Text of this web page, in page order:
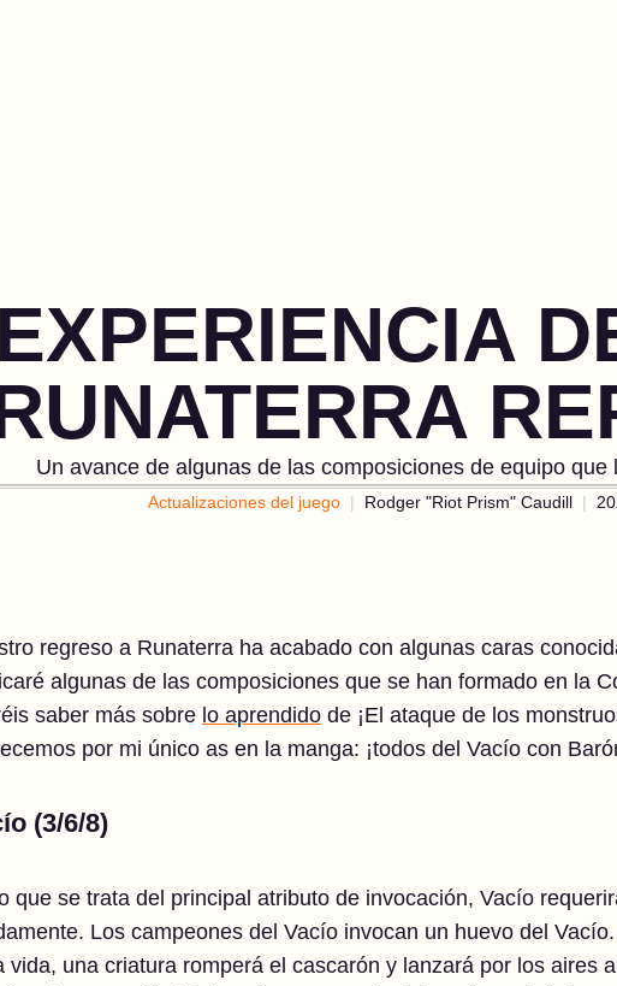
EXPERIENCIA
Un avance de algunas de las composiciones de equipo
Actualizaciones del juego Rodger "Riot Prism" Caudill
regreso a Runaterra ha acabado con algunas caras
algunas de las composiciones que se han formado en la
saber más sobre lo aprendido de ¡El ataque de los
por mi único as en la manga: ¡todos del Vacío con
(3/6/8)
que se trata del principal atributo de invocación, Vacío
Los campeones del Vacío invocan un huevo del
vida, una criatura romperá el cascarón y lanzará por los aires